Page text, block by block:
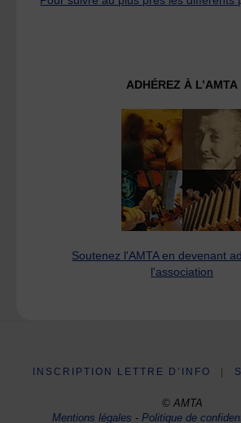
ADHÉREZ À L’AMTA
Soutenez l'AMTA en devenant
l'association
INSCRIPTION LETTRE D’INFO
© AMTA
Mentions légales -Politique de